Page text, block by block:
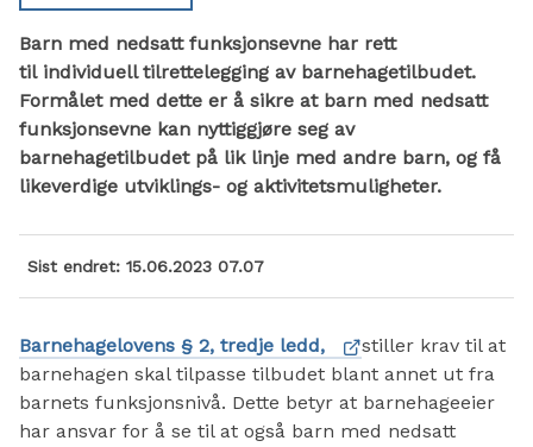
Barn med nedsatt funksjonsevne har rett
til individuell tilrettelegging av barnehagetilbudet.
Formålet med dette er å sikre at barn med nedsatt
funksjonsevne kan nyttiggjøre seg av
barnehagetilbudet på lik linje med andre barn, og få
likeverdige utviklings- og aktivitetsmuligheter.
Sist endret 15.06.2023 07.07
Barnehagelovens § 2, tredje ledd,
stiller krav til at
barnehagen skal tilpasse tilbudet blant annet ut fra
barnets funksjonsnivå. Dette betyr at barnehageeier
har ansvar for å se til at også barn med nedsatt